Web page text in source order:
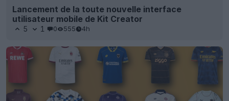
Lancement de la toute nouvelle interface
utilisateur mobile de Kit Creator
5 1 0 555 4h